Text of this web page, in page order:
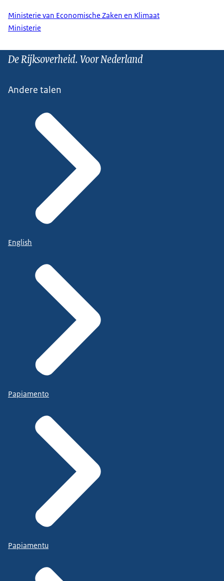
Ministerie van Economische Zaken en Klimaat
Ministerie
De Rijksoverheid. Voor Nederland
Andere talen
English
Papiamento
Papiamentu